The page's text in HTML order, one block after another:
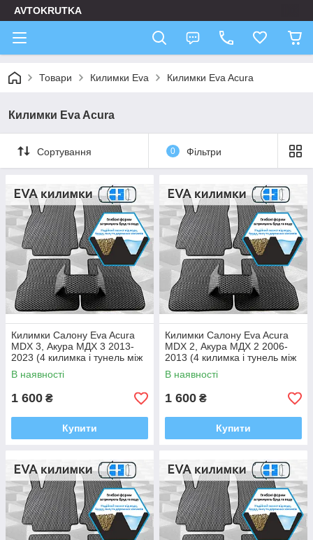
AVTOKRUTKA
Товари Килимки Eva Килимки Eva Acura
Килимки Eva Acura
Сортування 0 Фільтри
Килимки Салону Eva Acura
MDX 3, Акура МДХ 3 2013-
2023 (4 килимка і тунель між
задніми, багато кольорів Ева,
Єва)
В наявності
1 600 ₴
Купити
Килимки Салону Eva Acura
MDX 2, Акура МДХ 2 2006-
2013 (4 килимка і тунель між
задніми, багато кольорів Ева,
Єва)
В наявності
1 600 ₴
Купити